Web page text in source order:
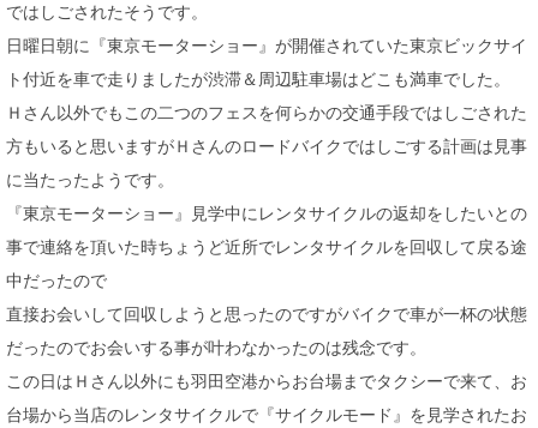
ではしごされたそうです。
日曜日朝に『東京モーターショー』が開催されていた東京ビックサイ
ト付近を車で走りましたが渋滞＆周辺駐車場はどこも満車でした。
Ｈさん以外でもこの二つのフェスを何らかの交通手段ではしごされた
方もいると思いますがＨさんのロードバイクではしごする計画は見事
に当たったようです。
『東京モーターショー』見学中にレンタサイクルの返却をしたいとの
事で連絡を頂いた時ちょうど近所でレンタサイクルを回収して戻る途
中だったので
直接お会いして回収しようと思ったのですがバイクで車が一杯の状態
だったのでお会いする事が叶わなかったのは残念です。
この日はＨさん以外にも羽田空港からお台場までタクシーで来て、お
台場から当店のレンタサイクルで『サイクルモード』を見学されたお